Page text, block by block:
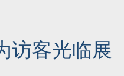
访客光临展